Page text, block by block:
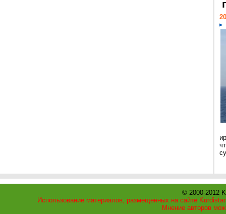
© 2000-2012
Использование материалов, размещенных на сайте
Мнение авторов